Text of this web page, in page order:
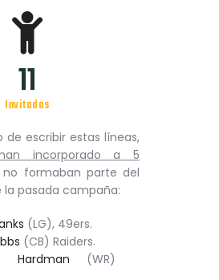
11
Invitados
de escribir estas líneas,
incorporado a 5
formaban parte del
pasada campaña:
(LG), 49ers.
(CB) Raiders.
Hardman (WR)